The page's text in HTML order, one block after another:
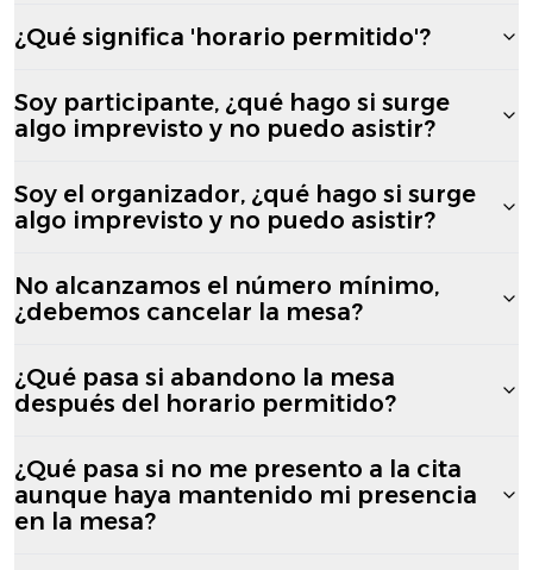
¿Qué significa 'horario permitido'?
Soy participante, ¿qué hago si surge
algo imprevisto y no puedo asistir?
Soy el organizador, ¿qué hago si surge
algo imprevisto y no puedo asistir?
No alcanzamos el número mínimo,
¿debemos cancelar la mesa?
¿Qué pasa si abandono la mesa
después del horario permitido?
¿Qué pasa si no me presento a la cita
aunque haya mantenido mi presencia
en la mesa?